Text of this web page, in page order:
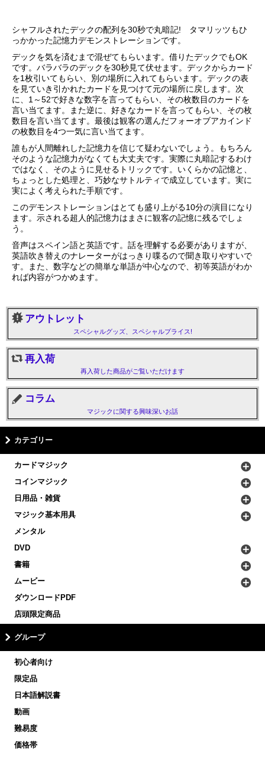
シャフルされたデックの配列を30秒で丸暗記! タマリッツもひ
っかかった記憶力デモンストレーションです。
デックを気を済むまで混ぜてもらいます。借りたデックでもOK
です。バラバラのデックを30秒見て伏せます。デックからカード
を1枚引いてもらい、別の場所に入れてもらいます。デックの表
を見ていき引かれたカードを見つけて元の場所に戻します。次
に、1～52で好きな数字を言ってもらい、その枚数目のカードを
言い当てます。また逆に、好きなカードを言ってもらい、その枚
数目を言い当てます。最後は観客の選んだフォーオブアカインド
の枚数目を4つ一気に言い当てます。
誰もが人間離れした記憶力を信じて疑わないでしょう。もちろん
そのような記憶力がなくても大丈夫です。実際に丸暗記するわけ
ではなく、そのように見せるトリックです。いくらかの記憶と、
ちょっとした処理と、巧妙なサトルティで成立しています。実に
実によく考えられた手順です。
このデモンストレーションはとても盛り上がる10分の演目になり
ます。示される超人的記憶力はまさに観客の記憶に残るでしょ
う。
音声はスペイン語と英語です。話を理解する必要がありますが、
英語吹き替えのナレーターがはっきり喋るので聞き取りやすいで
す。また、数字などの簡単な単語が中心なので、初等英語がわか
れば内容がつかめます。
アウトレット
スペシャルグッズ、スペシャルプライス!
再入荷
再入荷した商品がご覧いただけます
コラム
マジックに関する興味深いお話
カテゴリー
カードマジック
コインマジック
日用品・雑貨
マジック基本用具
メンタル
DVD
書籍
ムービー
ダウンロードPDF
店頭限定商品
グループ
初心者向け
限定品
日本語解説書
動画
難易度
価格帯